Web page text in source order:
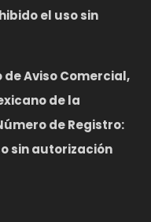
el uso sin
de Aviso Comercial,
de la
de Registro:
sin autorización